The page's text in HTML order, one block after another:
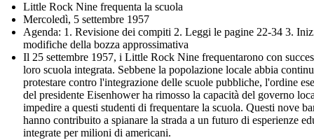
Little Rock Nine frequenta la scuola
Mercoledì, 5 settembre 1957
Agenda: 1. Revisione dei compiti 2. Leggi le pagine 22-34 3.
modifiche della bozza approssimativa
Il 25 settembre 1957, i Little Rock Nine frequentarono con
loro scuola integrata. Sebbene la popolazione locale abbia
protestare contro l'integrazione delle scuole pubbliche, l'ordine
del presidente Eisenhower ha rimosso la capacità del governo
impedire a questi studenti di frequentare la scuola. Questi nove
hanno contribuito a spianare la strada a un futuro di esperienze
integrate per milioni di americani.